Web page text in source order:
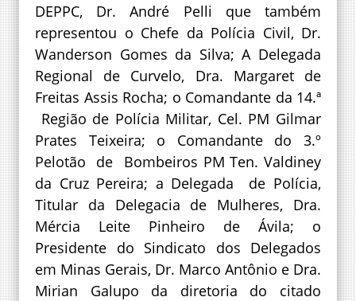
DEPPC, Dr. André Pelli que também
representou o Chefe da Polícia Civil, Dr.
Wanderson Gomes da Silva; A Delegada
Regional de Curvelo, Dra. Margaret de
Freitas Assis Rocha; o Comandante da 14.ª
Região de Polícia Militar, Cel. PM Gilmar
Prates Teixeira; o Comandante do 3.º
Pelotão de Bombeiros PM Ten. Valdiney
da Cruz Pereira; a Delegada de Polícia,
Titular da Delegacia de Mulheres, Dra.
Mércia Leite Pinheiro de Ávila; o
Presidente do Sindicato dos Delegados
em Minas Gerais, Dr. Marco Antônio e Dra.
Mirian Galupo da diretoria do citado